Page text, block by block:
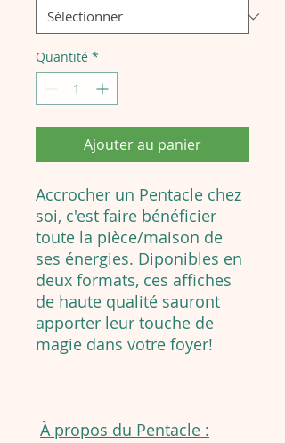
Quantité *
Ajouter au panier
Accrocher un Pentacle chez
soi, c'est faire bénéficier
toute la pièce/maison de
ses énergies. Diponibles en
deux formats, ces affiches
de haute qualité sauront
apporter leur touche de
magie dans votre foyer!
À propos du Pentacle :